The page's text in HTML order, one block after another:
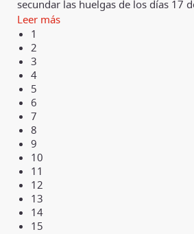
secundar las huelgas de los días 17
Leer más
1
2
3
4
5
6
7
8
9
10
11
12
13
14
15